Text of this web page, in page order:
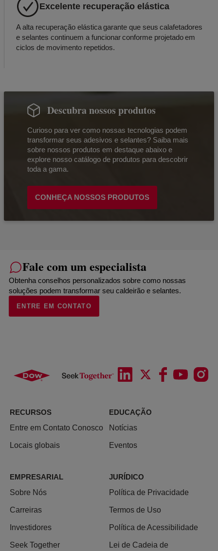
Excelente recuperação elástica
A alta recuperação elástica garante que seus calafetadores
e selantes continuem a funcionar conforme projetado em
ciclos de movimento repetidos.
Descubra nossos produtos
Curioso para ver como nossas tecnologias podem
transformar seus adesivos e selantes? Saiba mais
sobre nossos produtos em destaque abaixo e
explore nosso catálogo de produtos para descobrir
toda a gama.
CONHEÇA NOSSOS PRODUTOS
Fale com um especialista
Obtenha conselhos personalizados sobre como nossas
soluções podem transformar seu caldeirão e selantes.
ENTRE EM CONTATO
RECURSOS
Entre em Contato Conosco
Locais globais
EDUCAÇÃO
Notícias
Eventos
EMPRESARIAL
Sobre Nós
Carreiras
Investidores
Seek Together
JURÍDICO
Política de Privacidade
Termos de Uso
Política de Acessibilidade
Lei de Cadeia de